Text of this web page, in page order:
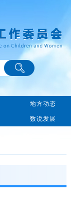
地方动态
数说发展